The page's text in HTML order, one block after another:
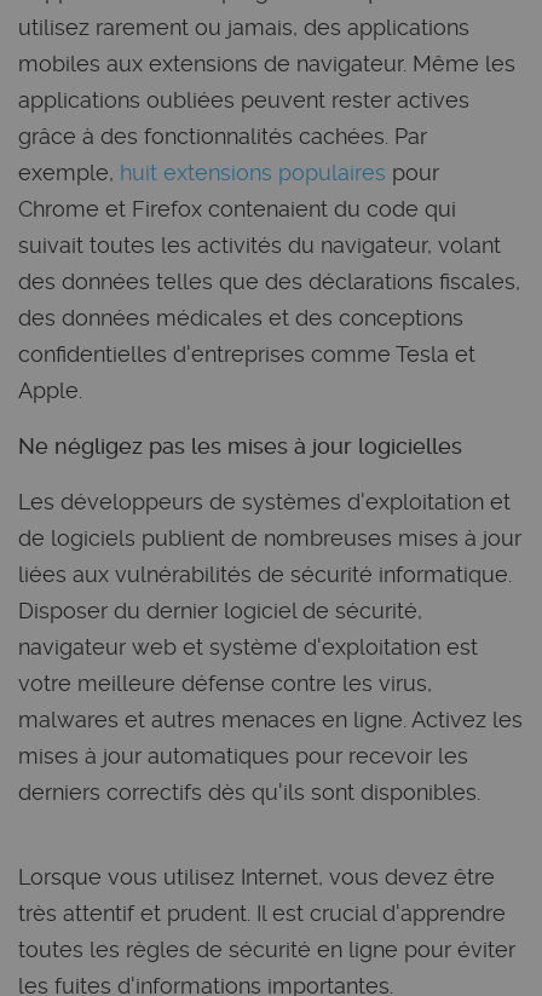
utilisez rarement ou jamais, des applications
mobiles aux extensions de navigateur. Même les
applications oubliées peuvent rester actives
grâce à des fonctionnalités cachées. Par
exemple, huit extensions populaires pour
Chrome et Firefox contenaient du code qui
suivait toutes les activités du navigateur, volant
des données telles que des déclarations fiscales,
des données médicales et des conceptions
confidentielles d'entreprises comme Tesla et
Apple.
Ne négligez pas les mises à jour logicielles
Les développeurs de systèmes d'exploitation et
de logiciels publient de nombreuses mises à jour
liées aux vulnérabilités de sécurité informatique.
Disposer du dernier logiciel de sécurité,
navigateur web et système d'exploitation est
votre meilleure défense contre les virus,
malwares et autres menaces en ligne. Activez les
mises à jour automatiques pour recevoir les
derniers correctifs dès qu'ils sont disponibles.
Lorsque vous utilisez Internet, vous devez être
très attentif et prudent. Il est crucial d'apprendre
toutes les règles de sécurité en ligne pour éviter
les fuites d'informations importantes.